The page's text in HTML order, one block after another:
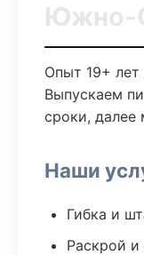
Южно-
Опыт 19+ лет
Выпускаем
сроки,
Наши
Гибка и
Раскрой и